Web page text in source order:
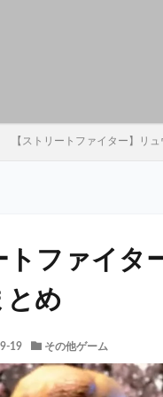
【ストリートファイター】リ
トファイタ
とめ
19 その他ゲーム